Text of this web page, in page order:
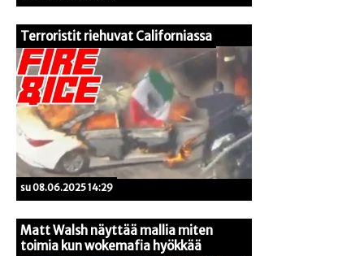
Terroristit riehuvat Californiassa
su 08.06.2025 14:29
Matt Walsh näyttää mallia miten
toimia kun wokemafia hyökkää